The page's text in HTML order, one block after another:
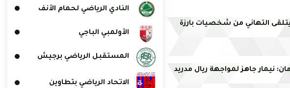
التهاني من شخصيات بارزة
نيمار جاهز لمواجهة ريال مدريد
النادي الرياضي لحمام الأنف
الأولمبي الباجي
المستقبل الرياضي برجيش
الاتحاد الرياضي بتطاوين